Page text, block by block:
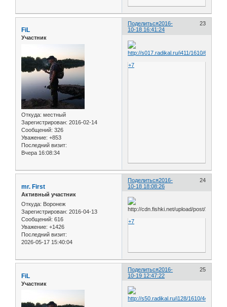
Поделиться 23
2016-
10-18 16:41:24
FiL
Участник
Откуда: местный
Зарегистрирован: 2016-02-14
Сообщений: 326
Уважение: +853
Последний визит:
Вчера 16:08:34
+7
Поделиться 24
2016-
10-18 18:08:26
mr. First
Активный участник
Откуда: Воронеж
Зарегистрирован: 2016-04-13
Сообщений: 616
Уважение: +1426
Последний визит:
2026-05-17 15:40:04
+7
Поделиться 25
2016-
10-19 12:47:22
FiL
Участник